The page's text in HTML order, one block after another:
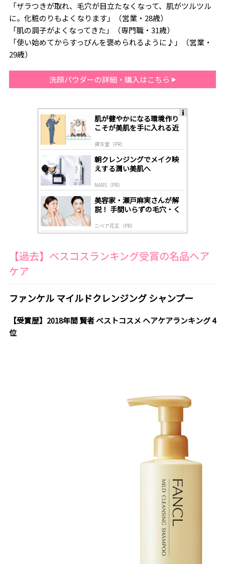
「ザラつきが取れ、毛穴が目立たなくなって、肌がツルツル
に。化粧のりもよくなります」（営業・28歳）
「肌の調子がよくなってきた」（専門職・31歳）
「使い始めてからすっぴんを褒められるように♪」（営業・
29歳）
洗顔パウダーの詳細・購入はこちら
肌が健やかになる環境作り
こそが美肌を手に入れる近
資生堂（PR）
朝クレンジングでメイク映
えする潤い美肌へ
NARS（PR）
美容家・瀬戸麻実さんが解
説！ 手間いらずの毛穴・く
ニベア花王（PR）
【過去】ベスコスランキング受賞の名品ヘア
ケア
ファンケル マイルドクレンジング シャンプー
【受賞歴】2018年間 賢者 ベストコスメ ヘアケアランキング 4
位